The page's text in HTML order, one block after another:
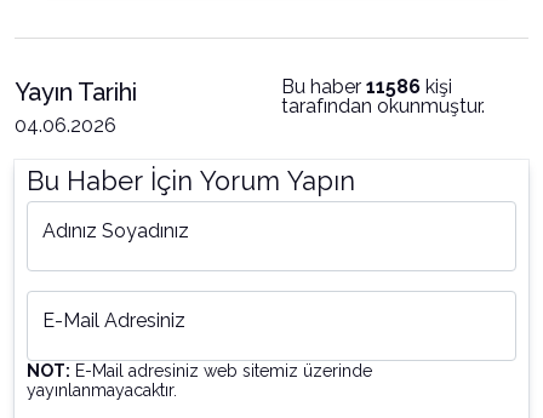
Yayın Tarihi
04.06.2026
Bu haber 11586 kişi
tarafından okunmuştur.
Bu Haber İçin Yorum Yapın
Adınız Soyadınız
E-Mail Adresiniz
NOT: E-Mail adresiniz web sitemiz üzerinde
yayınlanmayacaktır.